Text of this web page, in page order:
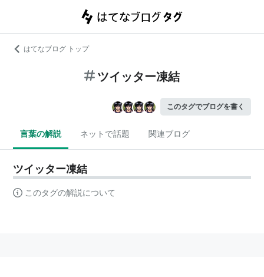
はてなブログ トップ
ツイッター凍結
このタグでブログを書く
言葉の解説 ネットで話題 関連ブログ
ツイッター凍結
このタグの解説について